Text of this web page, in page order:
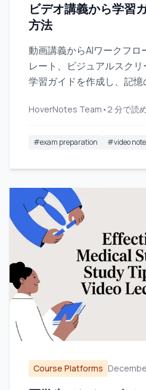
ビデオ講義から学習
方法
動画講義からAIワークフ
レート、ビジュアルスク
学習ガイドを作成し、記憶
HoverNotes Team • 2 分で読
#exam preparation #video
Course Platforms